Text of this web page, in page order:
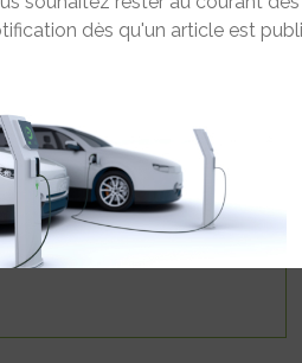
Royal - Route d'Alleins
13370 MALLEMORT DE PROVENCE
dès qu'un article est